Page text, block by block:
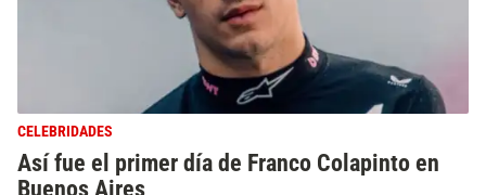
CELEBRIDADES
Así fue el primer día de Franco Colapinto en
Buenos Aires